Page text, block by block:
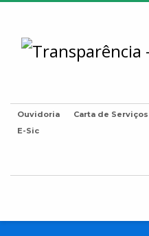
Ouvidoria Carta de Serviços
E-Sic